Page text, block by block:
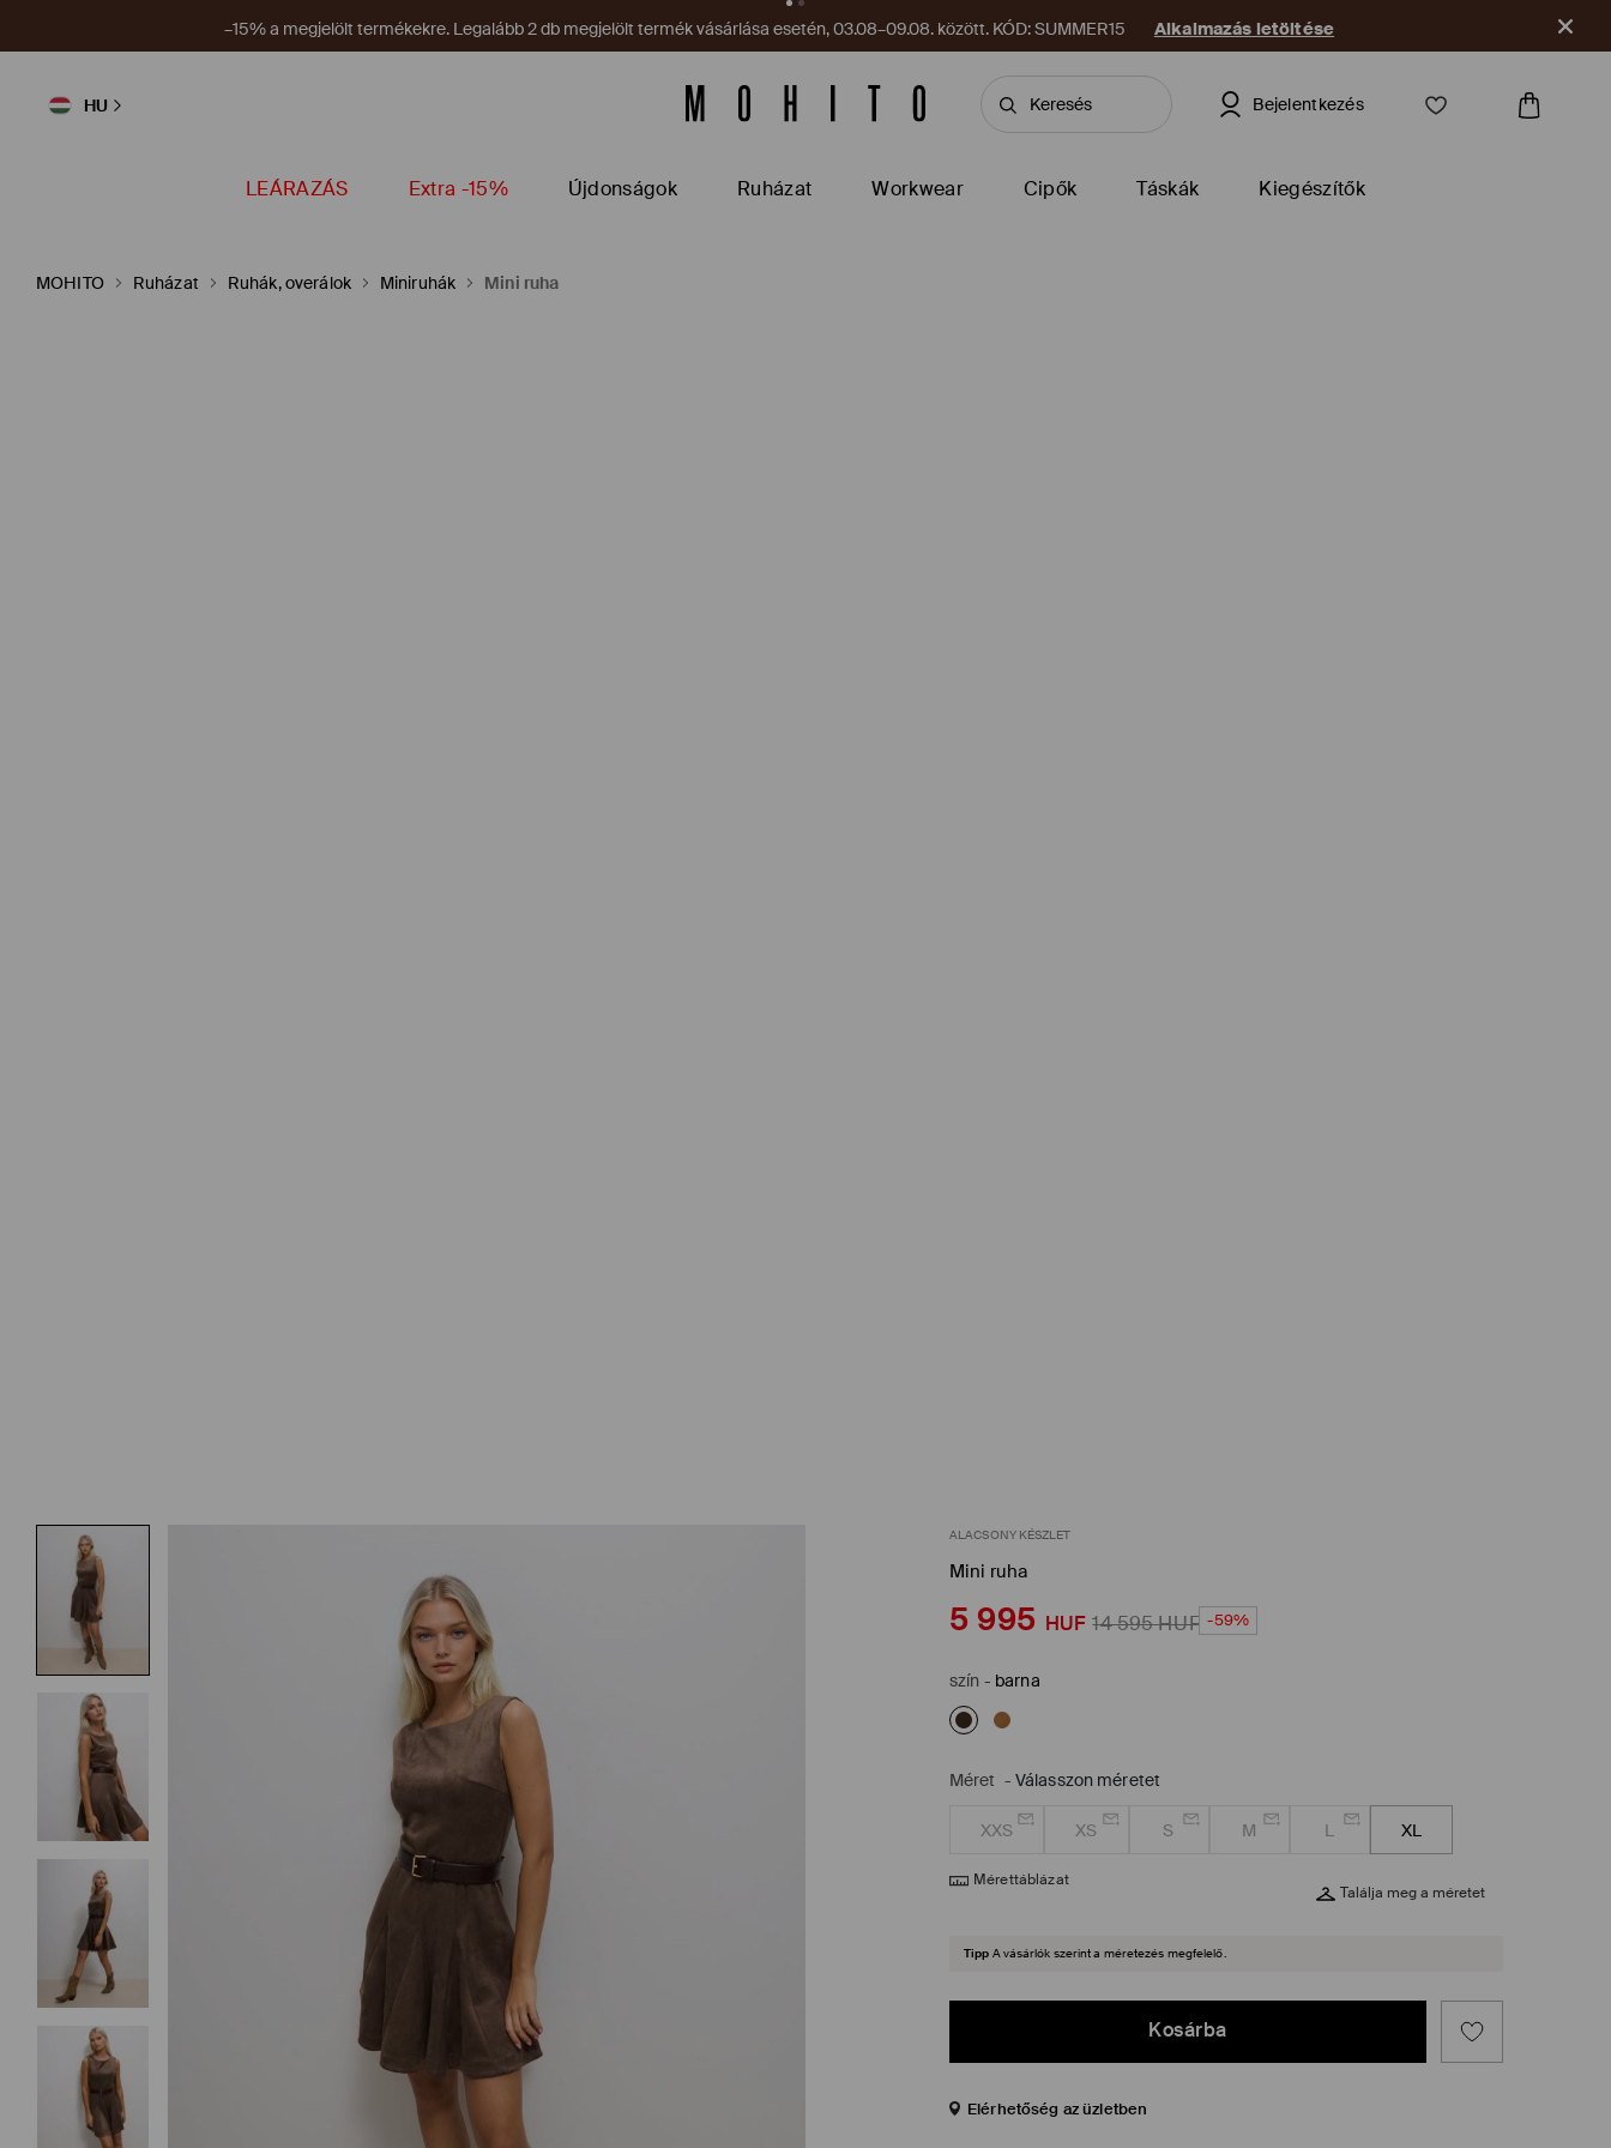
Új kupon vár az alkalmazásban! Szerezd meg most! Alkalmazás letöltése
HU Bejelentkezés
LEÁRAZÁS Extra -15% Újdonságok Ruházat Workwear Cipők Táskák Kiegészítők
MOHITO Ruházat Ruhák, overálok Miniruhák Mini ruha
ALACSONY KÉSZLET
Mini ruha
5 995 HUF 14 595HUF -59%
szín - barna
Méret - Válasszon méretet
XXS XS S M L XL
Mérettáblázat
Találja meg a méretet
Tipp A vásárlók szerint a méretezés megfelelő.
Kosárba
Elérhetőség az üzletben